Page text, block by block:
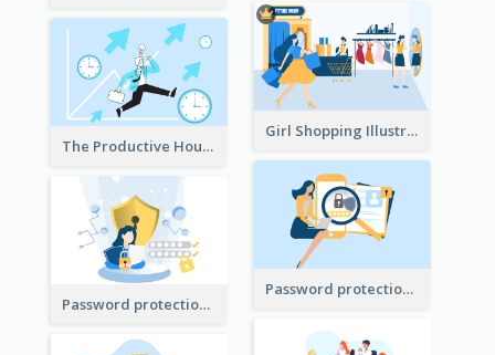
Girl Shopping Illustration
The Productive Hours
Password protection Illustration 2
Password protection Illustration